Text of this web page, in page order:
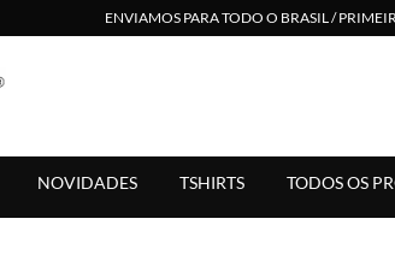
ENVIAMOS PARA TODO O BRASIL /
Direto de Fábrica em Moda Feminina.
NOVIDADES TSHIRTS TODOS OS